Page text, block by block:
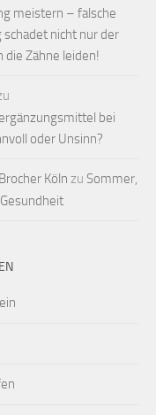
meistern – falsche
schadet nicht nur der
die Zähne leiden!
bei
oder Unsinn?
Köln zu Sommer,